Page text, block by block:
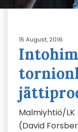
15 August, 2016
Malmiyhtiö/LK
(David